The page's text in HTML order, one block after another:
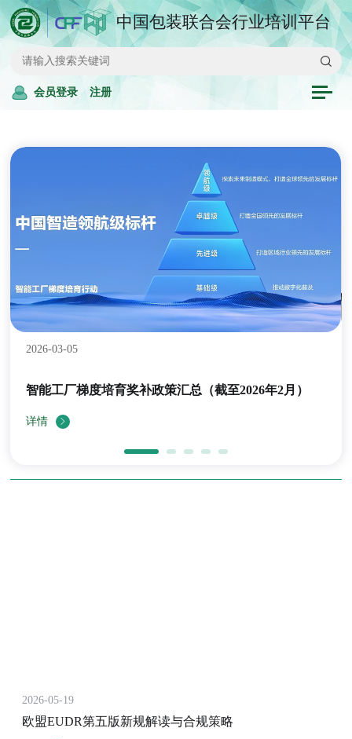
中国包装联合会行业培训平台
会员登录 注册
2026-03-05
智能工厂梯度培育奖补政策汇总（截至2026年2月）
详情
2026-05-19
欧盟EUDR第五版新规解读与合规策略